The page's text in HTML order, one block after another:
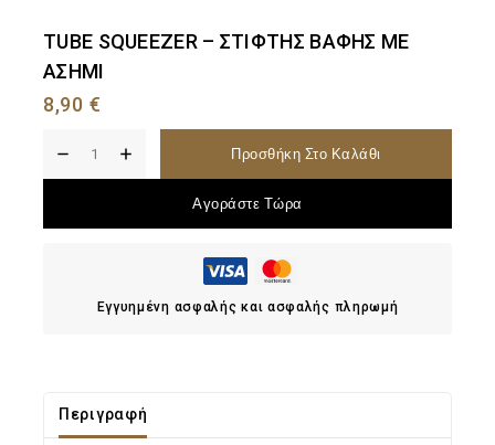
TUBE SQUEEZER – ΣΤΙΦΤΗΣ ΒΑΦΗΣ ΜΕ
ΑΣΗΜΙ
8,90 €
Προσθήκη Στο Καλάθι
Αγοράστε Τώρα
Εγγυημένη ασφαλής και ασφαλής πληρωμή
Περιγραφή